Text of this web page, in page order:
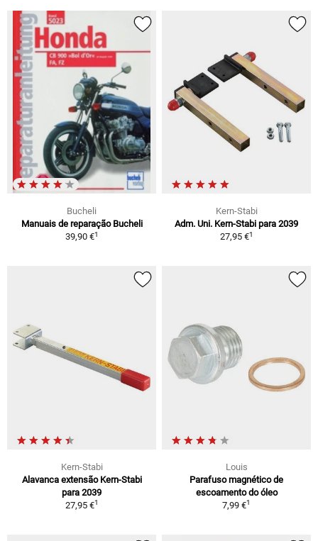
Bucheli
Manuais de reparação Bucheli
39,90 €1
Kern-Stabi
Adm. Uni. Kern-Stabi para 2039
27,95 €1
Kern-Stabi
Alavanca extensão Kern-Stabi
para 2039
27,95 €1
Louis
Parafuso magnético de
escoamento do óleo
7,99 €1